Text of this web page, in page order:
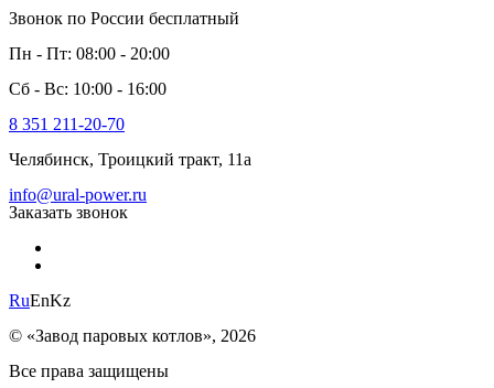
Звонок по России бесплатный
Пн - Пт: 08:00 - 20:00
Сб - Вс: 10:00 - 16:00
8 351 211-20-70
Челябинск, Троицкий тракт, 11а
info@ural-power.ru
Заказать звонок
RuEnKz
© «Завод паровых котлов», 2026
Все права защищены